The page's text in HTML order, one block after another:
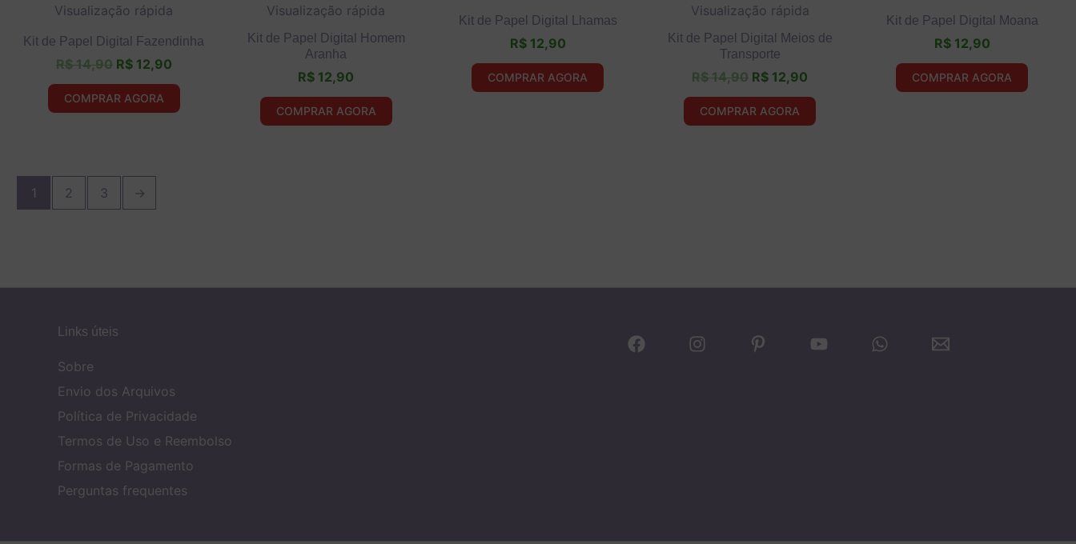
Visualização rápida
Kit de Papel Digital Fazendinha
R$14,90
era:
R$12,90
é:
COMPRAR AGORA
Visualização rápida
Kit de Papel Digital Homem
Aranha
R$ 12,90
COMPRAR AGORA
Kit de Papel Digital Lhamas
R$12,90
COMPRAR AGORA
Visualização rápida
Kit de Papel Digital Meios de
Transporte
R$14,90
era:
R$ 14,90.
R$ 12,90
é:
R$ 12,90.
COMPRAR AGORA
Kit de Papel Digital Moana
R$12,90
COMPRAR AGORA
1 2 3 →
Links úteis
Sobre
Envio dos Arquivos
Política de Privacidade
Termos de Uso e Reembolso
Formas de Pagamento
Perguntas frequentes
Lembrar-me